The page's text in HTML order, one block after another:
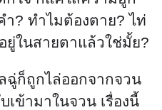
ำ? ทำไมต้องตาย? ไท่
ยู่ในสายตาแล้วใช่มั้ย?
ก็ถูกไล่ออกจากจวน
เข้ามาในจวน เรื่องนี้